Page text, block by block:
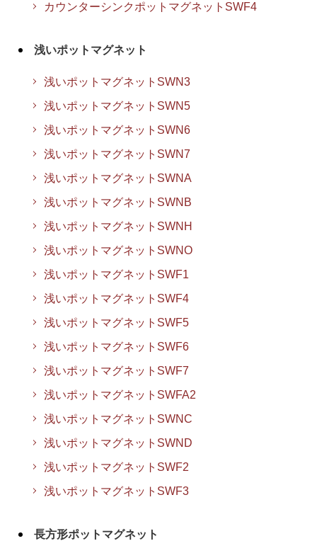
カウンターシンクポットマグネットSWF4
浅いポットマグネット
浅いポットマグネットSWN3
浅いポットマグネットSWN5
浅いポットマグネットSWN6
浅いポットマグネットSWN7
浅いポットマグネットSWNA
浅いポットマグネットSWNB
浅いポットマグネットSWNH
浅いポットマグネットSWNO
浅いポットマグネットSWF1
浅いポットマグネットSWF4
浅いポットマグネットSWF5
浅いポットマグネットSWF6
浅いポットマグネットSWF7
浅いポットマグネットSWFA2
浅いポットマグネットSWNC
浅いポットマグネットSWND
浅いポットマグネットSWF2
浅いポットマグネットSWF3
長方形ポットマグネット